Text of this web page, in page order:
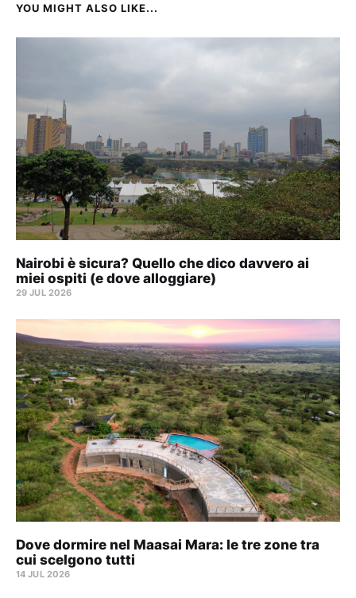
YOU MIGHT ALSO LIKE...
Nairobi è sicura? Quello che dico davvero ai
miei ospiti (e dove alloggiare)
29 JUL 2026
Dove dormire nel Maasai Mara: le tre zone tra
cui scelgono tutti
14 JUL 2026